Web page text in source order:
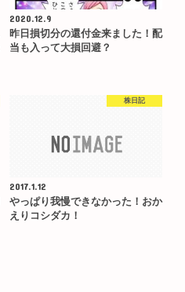
2020.12.9
昨日損切分の還付金来ました！配
当も入って大損回避？
株日記
2017.1.12
やっぱり我慢できなかった！おか
えりコシダカ！